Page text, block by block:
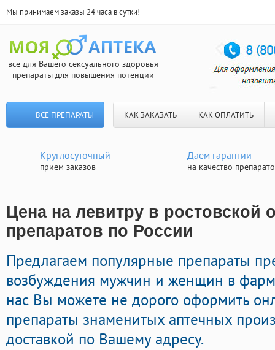
Мы принимаем заказы 24 часа в сутки!
все для Вашего сексуального здоровья
препараты для повышения потенции
ВСЕ ПРЕПАРАТЫ КАК ЗАКАЗАТЬ КАК ОПЛАТИТЬ
Круглосуточный
прием заказов
Даем гарантии
на качество
Цена на левитру в ростовской
препаратов по России
Предлагаем популярные препараты
возбуждения мужчин и женщин в
нас Вы можете не дорого оформить
препараты знаменитых аптечных
доставкой по Вашему адресу.